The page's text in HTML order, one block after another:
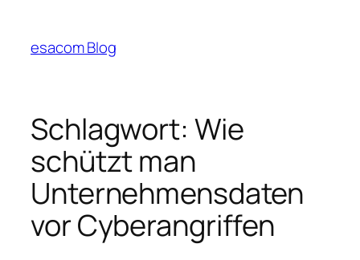
springen
esacom Blog
Schlagwort: Wie
schützt man
Unternehmensdaten
vor Cyberangriffen